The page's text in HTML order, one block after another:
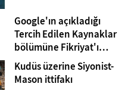
Google'ın açıkladığı
Tercih Edilen Kaynaklar
bölümüne Fikriyat'ı
eklemeyi unutmayın!
Kudüs üzerine Siyonist-
Mason ittifakı